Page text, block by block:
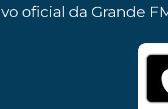
oficial da Grande